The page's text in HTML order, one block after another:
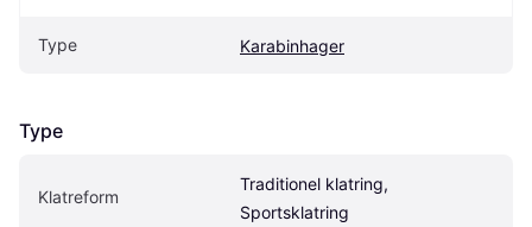
Type Karabinhager
Type
Klatreform
Traditionel klatring,
Sportsklatring